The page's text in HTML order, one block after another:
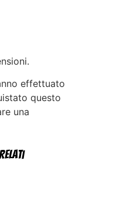
effettuato
questo
una